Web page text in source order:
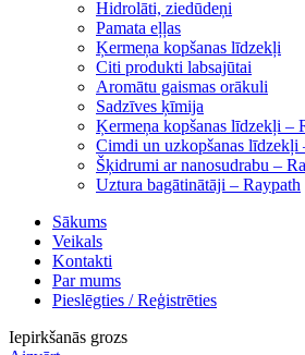
Hidrolāti, ziedūdeņi
Pamata eļļas
Ķermeņa kopšanas līdzekļi
Citi produkti labsajūtai
Aromātu gaismas orākuli
Sadzīves ķīmija
Ķermeņa kopšanas līdzekļi –
Cimdi un uzkopšanas līdzekļi
Šķidrumi ar nanosudrabu –
Uztura bagātinātāji – Raypath
Sākums
Veikals
Kontakti
Par mums
Pieslēgties / Reģistrēties
Iepirkšanās grozs